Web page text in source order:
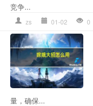
竞争...
zs 01-02 0
量，确保...